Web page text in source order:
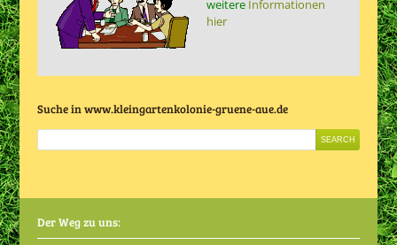
weitere Informationen
hier
Suche in www.kleingartenkolonie-gruene-aue.de
Der Weg zu uns: